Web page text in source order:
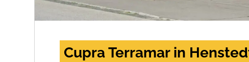
Cupra Terramar in